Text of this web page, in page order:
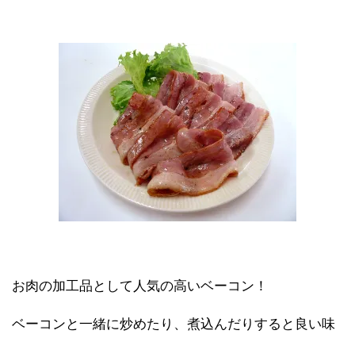
お肉の加工品として人気の高いベーコン！
ベーコンと一緒に炒めたり、煮込んだりすると良い味